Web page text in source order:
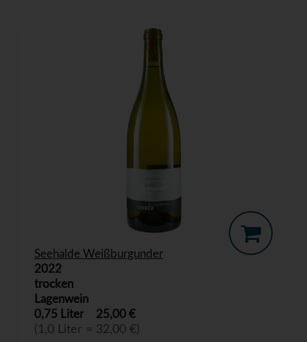
Seehalde Weißburgunder
2022
trocken
Lagenwein
0,75 Liter
25,00 €
(1,0 Liter = 32,00 €)